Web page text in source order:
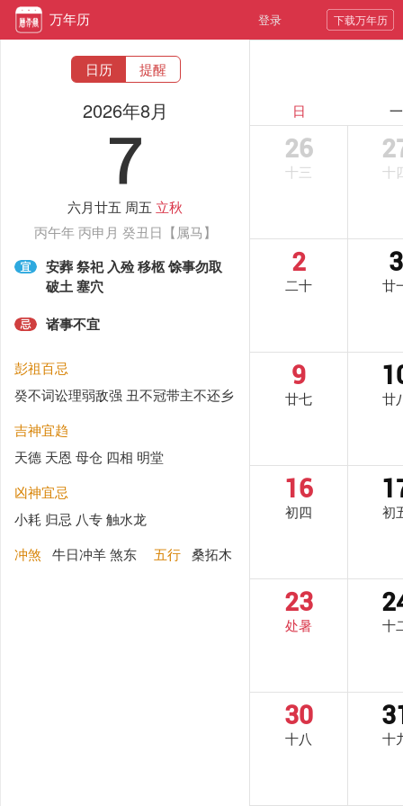
下载万年历
登录
日历 提醒
2026年8月
7
六月廿五 周五 立秋
丙午年 丙申月 癸丑日【属马】
安葬 祭祀 入殓 移柩 馀事勿取
破土 塞穴
诸事不宜
彭祖百忌
癸不词讼理弱敌强 丑不冠带主不还乡
吉神宜趋
天德 天恩 母仓 四相 明堂
凶神宜忌
小耗 归忌 八专 触水龙
冲煞
牛日冲羊 煞东 五行 桑拓木
日 一
26
十三 十
2
二十
3
廿
9
廿七 廿
16
初四 初
23
处暑 十
30
十八 十